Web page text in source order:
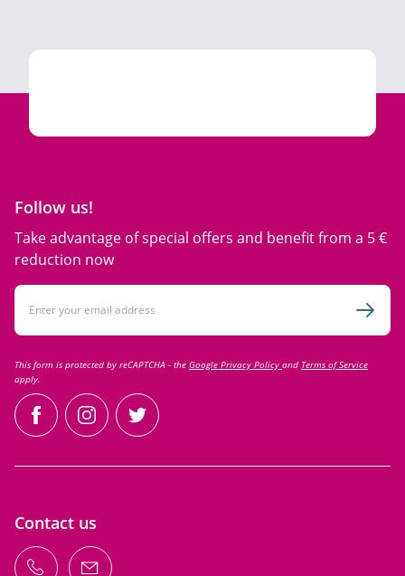
Follow us!
Take advantage of special offers and benefit from a 5 €
reduction now
Email Address
This form is protected by reCAPTCHA - the Google Privacy Policy and Terms of Service
apply.
facebookinstagramtwitter
Contact us